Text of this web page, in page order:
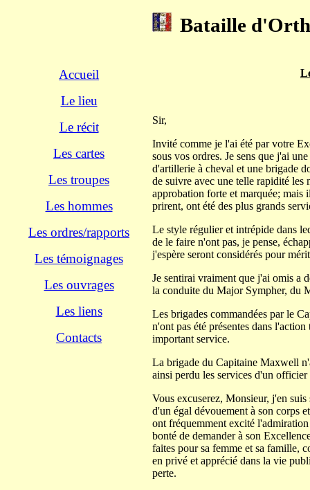
Bataille
Accueil
Le lieu
Le récit
Les cartes
Les troupes
Les hommes
Les ordres/rapports
Les témoignages
Les ouvrages
Les liens
Contacts
Sir,
Invité comme je l'ai été par votre
sous vos ordres. Je sens que j'ai
d'artillerie à cheval et une brigade
de suivre avec une telle rapidité les
approbation forte et marquée; mais
prirent, ont été des plus grands
Le style régulier et intrépide dans
de le faire n'ont pas, je pense,
j'espère seront considérés pour
Je sentirai vraiment que j'ai omis a
la conduite du Major Sympher, du
Les brigades commandées par le
n'ont pas été présentes dans
important service.
La brigade du Capitaine Maxwell
ainsi perdu les services d'un
Vous excuserez, Monsieur, j'en
d'un égal dévouement à son corps
ont fréquemment excité
bonté de demander à son
faites pour sa femme et sa famille,
en privé et apprécié dans la vie
perte.